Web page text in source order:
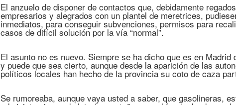
El anzuelo de disponer de contactos que, debidamente
empresarios y alegrados con un plantel de meretrices,
inmediatos, para conseguir subvenciones, permisos para
casos de difícil solución por la vía “normal”.
El asunto no es nuevo. Siempre se ha dicho que es en Madrid
y puede que sea cierto, aunque desde la aparición de las
políticos locales han hecho de la provincia su coto de caza
Se rumoreaba, aunque vaya usted a saber, que gasolineras,